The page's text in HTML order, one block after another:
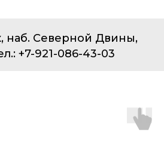
наб. Северной Двины,
+7-921-086-43-03